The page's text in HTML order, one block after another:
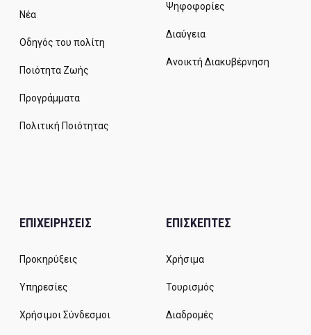
Νέα
Οδηγός του πολίτη
Ποιότητα Ζωής
Προγράμματα
Πολιτική Ποιότητας
Ψηφοφορίες
Διαύγεια
Ανοικτή Διακυβέρνηση
ΕΠΙΧΕΙΡΗΣΕΙΣ
Προκηρύξεις
Υπηρεσίες
Χρήσιμοι Σύνδεσμοι
ΕΠΙΣΚΕΠΤΕΣ
Χρήσιμα
Τουρισμός
Διαδρομές